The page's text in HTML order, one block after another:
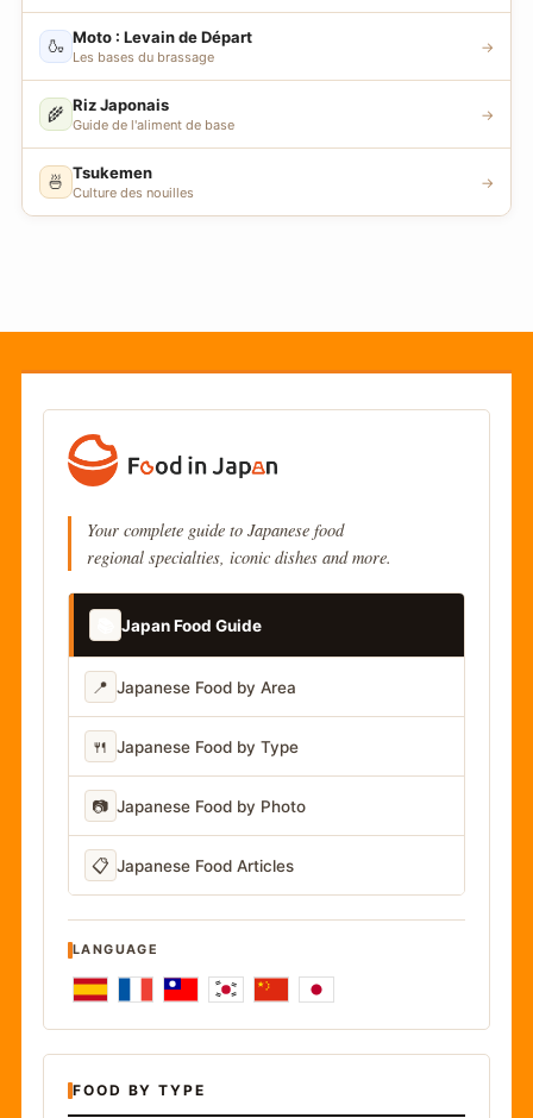
🍶 Moto : Levain de Départ
Les bases du brassage
→
🌾 Riz Japonais
Guide de l'aliment de base
→
🍜 Tsukemen
Culture des nouilles
→
Your complete guide to Japanese food
regional specialties, iconic dishes and more.
Japan Food Guide
📍 Japanese Food by Area
🍴 Japanese Food by Type
📷 Japanese Food by Photo
📋 Japanese Food Articles
LANGUAGE
FOOD BY TYPE